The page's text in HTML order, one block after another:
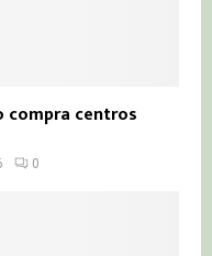
compra centros
0